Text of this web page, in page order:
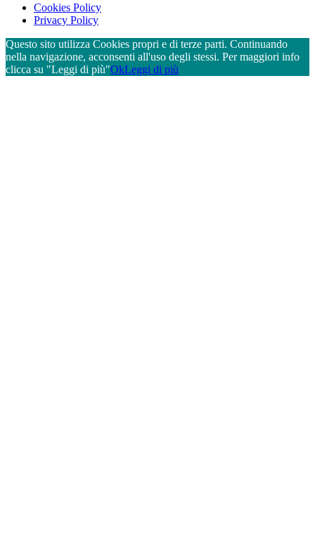
Cookies Policy
Privacy Policy
Questo sito utilizza Cookies propri e di terze parti. Continuando
nella navigazione, acconsenti all'uso degli stessi. Per maggiori info
clicca su "Leggi di più"OkLeggi di più